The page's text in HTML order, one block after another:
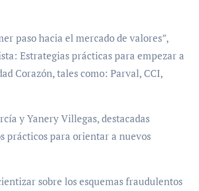
paso hacia el mercado de valores”,
Estrategias prácticas para empezar a
Corazón, tales como: Parval, CCI,
y Yanery Villegas, destacadas
prácticos para orientar a nuevos
sobre los esquemas fraudulentos